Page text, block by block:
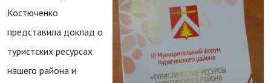
Костюченко
представила доклад о
туристских ресурсах
нашего района и